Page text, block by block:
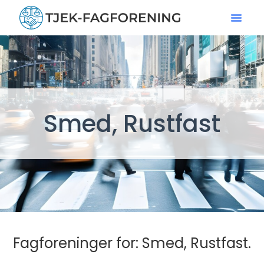
Smed, Rustfast
Fagforeninger for: Smed, Rustfast.